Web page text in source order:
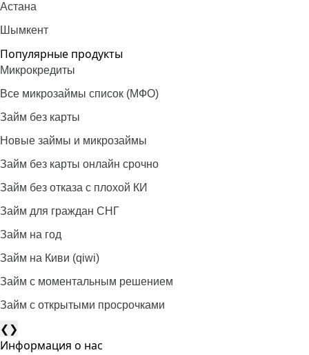
Астана
Шымкент
Популярные продукты
Микрокредиты
Все микрозаймы список (МФО)
Займ без карты
Новые займы и микрозаймы
Займ без карты онлайн срочно
Займ без отказа с плохой КИ
Займ для граждан СНГ
Займ на год
Займ на Киви (qiwi)
Займ c моментальным решением
Займ с открытыми просрочками
❮❯
Информация о нас